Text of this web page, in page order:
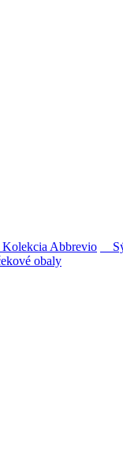
Abbrevio
obaly
reduktívnou